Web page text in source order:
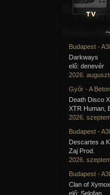
Budapest -
Darkways
elő: denevér
2026.
Győr - A Beton
Death Disco
XTR Human,
2026.
Budapest -
Descartes a
Zaj Prod.
2026.
Budapest -
Clan of Xymox
elő: Selofan